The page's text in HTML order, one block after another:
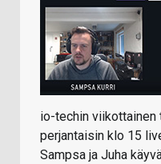
io-techin viikottainen
perjantaisin klo 15
Sampsa ja Juha